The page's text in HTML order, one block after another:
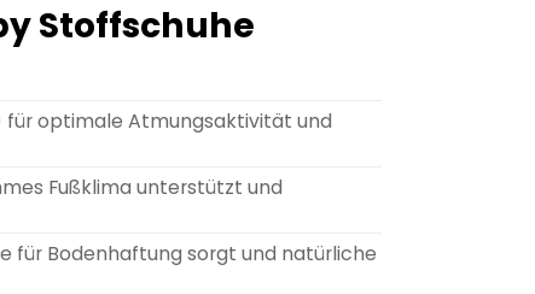
Stoffschuhe
für optimale Atmungsaktivität und
Fußklima unterstützt und
für Bodenhaftung sorgt und natürliche